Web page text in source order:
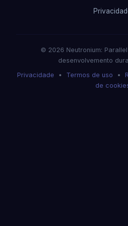
© 2026 Neutronium:
desenvolvemento
Privacidade • Termos de uso •
de